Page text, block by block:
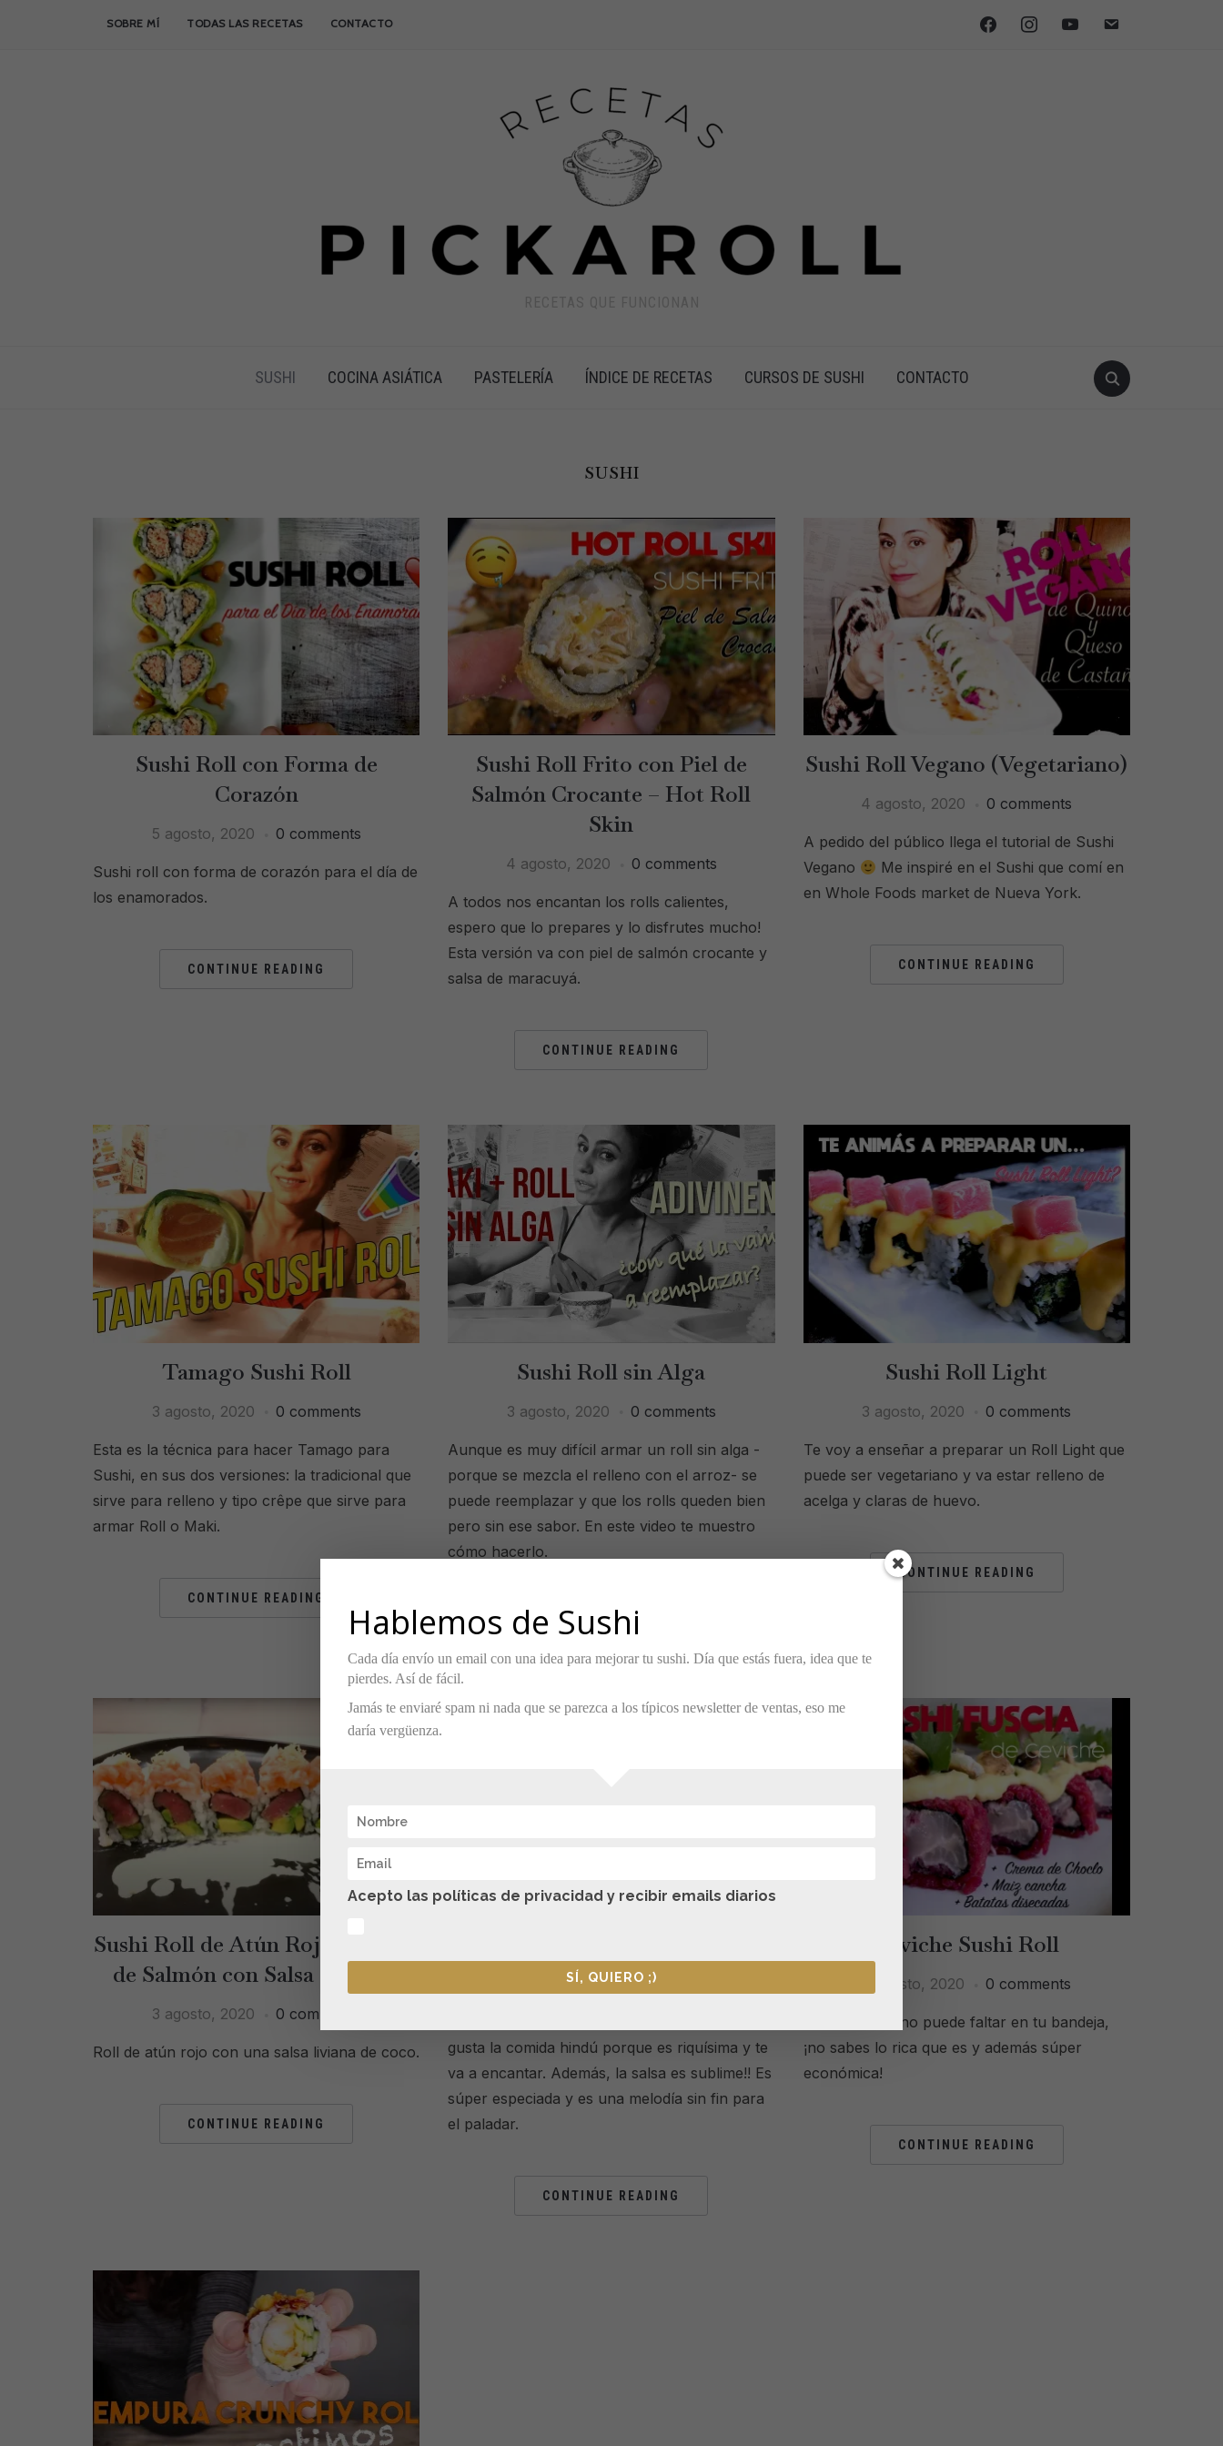
facebook instagramyoutube email
SOBRE MÍ TODAS LAS RECETAS CONTACTO
SUSHI COCINA ASIÁTICA PASTELERÍA ÍNDICE DE RECETAS CURSOS DE SUSHI CONTACTO
SUSHI
Sushi Roll con Forma de
Corazón
5 agosto, 2020 0 comments
Sushi roll con forma de corazón para el día de
los enamorados.
CONTINUE READING
Sushi Roll Frito con Piel de
Salmón Crocante – Hot Roll
Skin
4 agosto, 2020 0 comments
A todos nos encantan los rolls calientes,
espero que lo prepares y lo disfrutes mucho!
Esta versión va con piel de salmón crocante y
salsa de maracuyá.
CONTINUE READING
Sushi Roll Vegano (Vegetariano)
4 agosto, 2020 0 comments
A pedido del público llega el tutorial de Sushi
Vegano
Me inspiré en el Sushi que comí en
en Whole Foods market de Nueva York.
CONTINUE READING
Tamago Sushi Roll
3 agosto, 2020 0 comments
Esta es la técnica para hacer Tamago para
Sushi, en sus dos versiones: la tradicional que
sirve para relleno y tipo crêpe que sirve para
armar Roll o Maki.
CONTINUE READING
Sushi Roll sin Alga
3 agosto, 2020 0 comments
Aunque es muy difícil armar un roll sin alga -
porque se mezcla el relleno con el arroz- se
puede reemplazar y que los rolls queden bien
pero sin ese sabor. En este video te muestro
cómo hacerlo.
CONTINUE READING
Sushi Roll Light
3 agosto, 2020 0 comments
Te voy a enseñar a preparar un Roll Light que
puede ser vegetariano y va estar relleno de
acelga y claras de huevo.
CONTINUE READING
Sushi Roll de Atún Rojo y Tartar
de Salmón con Salsa de Coco
3 agosto, 2020 0 comments
Roll de atún rojo con una salsa liviana de coco.
CONTINUE READING
3 agosto, 2020 0 comments
gusta la comida hindú porque es riquísima y te
va a encantar. Además, la salsa es sublime!! Es
súper especiada y es una melodía sin fin para
el paladar.
CONTINUE READING
Ceviche Sushi Roll
3 agosto, 2020 0 comments
Esta variedad no puede faltar en tu bandeja,
¡no sabes lo rica que es y además súper
económica!
CONTINUE READING
Hablemos de Sushi
Cada día envío un email con una idea para mejorar tu sushi. Día que estás fuera, idea que te
pierdes. Así de fácil.
Jamás te enviaré spam ni nada que se parezca a los típicos newsletter de ventas, eso me
daría vergüenza.
Acepto las políticas de privacidad y recibir emails diarios
SÍ, QUIERO ;)